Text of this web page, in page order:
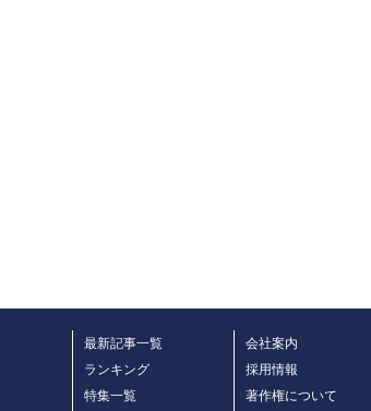
最新記事一覧
ランキング
特集一覧
会社案内
採用情報
著作権について